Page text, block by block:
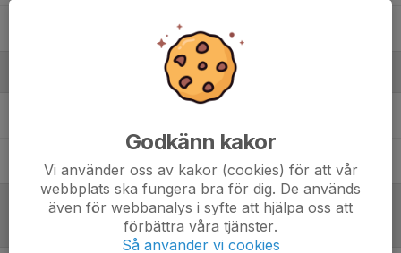
Johan Johansson Huvudansvarig tränare
Godkänn kakor
Vi använder oss av kakor (cookies) för att vår
webbplats ska fungera bra för dig. De används
även för webbanalys i syfte att hjälpa oss att
förbättra våra tjänster.
Så använder vi cookies